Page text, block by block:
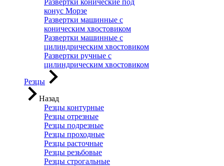
Развертки конические под
конус Морзе
Развертки машинные с
коническим хвостовиком
Развертки машинные с
цилиндрическим хвостовиком
Развертки ручные с
цилиндрическим хвостовиком
Резцы
Назад
Резцы контурные
Резцы отрезные
Резцы подрезные
Резцы проходные
Резцы расточные
Резцы резьбовые
Резцы строгальные